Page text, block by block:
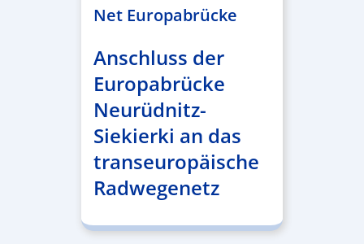
Net Europabrücke
Anschluss der
Europabrücke
Neurüdnitz-
Siekierki an das
transeuropäische
Radwegenetz